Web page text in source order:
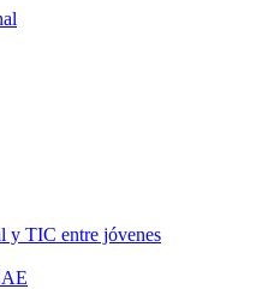
y TIC entre jóvenes